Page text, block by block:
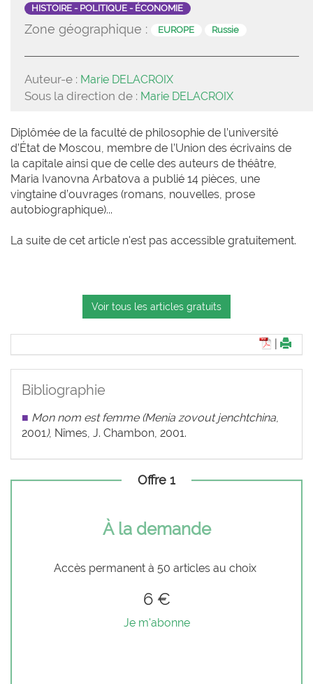
HISTOIRE - POLITIQUE - ÉCONOMIE
Zone géographique : EUROPE Russie
Auteur-e : Marie DELACROIX
Sous la direction de : Marie DELACROIX
Diplômée de la faculté de philosophie de l’université
d’État de Moscou, membre de l’Union des écrivains de
la capitale ainsi que de celle des auteurs de théâtre,
Maria Ivanovna Arbatova a publié 14 pièces, une
vingtaine d’ouvrages (romans, nouvelles, prose
autobiographique)...
La suite de cet article n'est pas accessible gratuitement.
Voir tous les articles gratuits
Bibliographie
■ Mon nom est femme (Menia zovout jenchtchina
2001), Nîmes, J. Chambon, 2001.
Offre 1
À la demande
Accès permanent à 50 articles au choix
6 €
Je m'abonne